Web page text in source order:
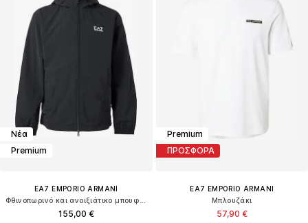
Νέα
Premium
EA7 EMPORIO ARMANI
155,00 €
Premium
ΠΡΟΣΦΟΡΑ
EA7 EMPORIO ARMANI
Μπλουζάκι
57,90 €